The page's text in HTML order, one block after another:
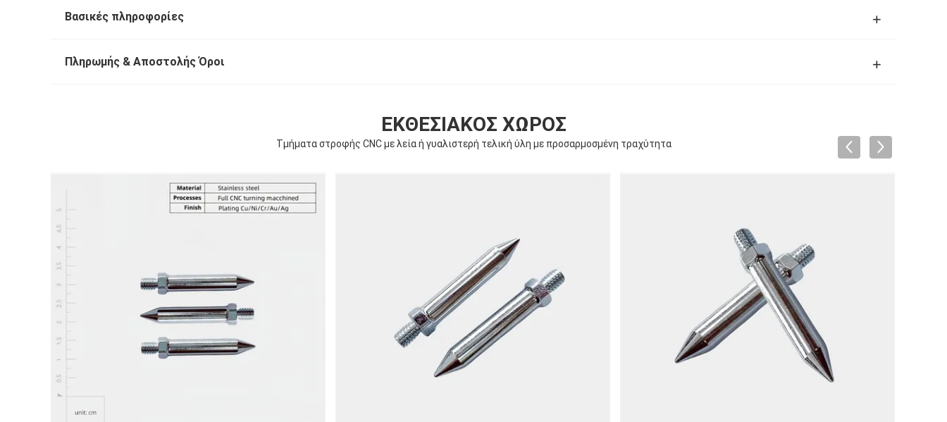
Βασικές πληροφορίες
Πληρωμής & Αποστολής Όροι
ΕΚΘΕΣΙΑΚΌΣ ΧΏΡΟΣ
Τμήματα στροφής CNC με λεία ή γυαλιστερή τελική ύλη με προσαρμοσμένη τραχύτητα